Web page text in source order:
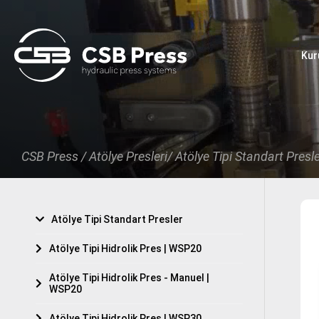
Anasayfa
Kurumsal
Ürünler
Teklif Al
Online Katalog
Haberler
İletişim
CSB Press /Atölye Presleri/Atölye Tipi Standart
×
Atölye Tipi Standart Presler
Atölye Tipi Hidrolik Pres | WSP20
Atölye Tipi Hidrolik Pres - Manuel |
WSP20